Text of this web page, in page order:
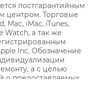
постгарантийным
центром. Торговые
Mac, iMac, iTunes,
Watch, а так же
Inc. Обозначение
а с целью
о предоставляемых